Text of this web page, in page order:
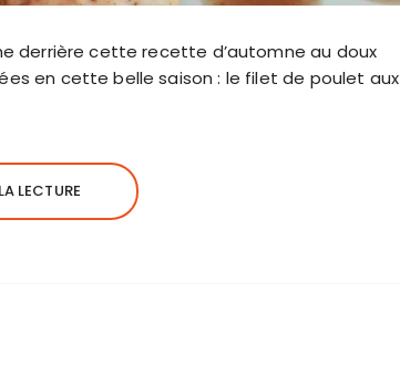
derrière cette recette d’automne au doux
en cette belle saison : le filet de poulet aux
LECTURE